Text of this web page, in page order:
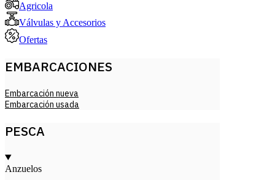
Agricola
Válvulas y Accesorios
Ofertas
EMBARCACIONES
Embarcación nueva
Embarcación usada
PESCA
Anzuelos